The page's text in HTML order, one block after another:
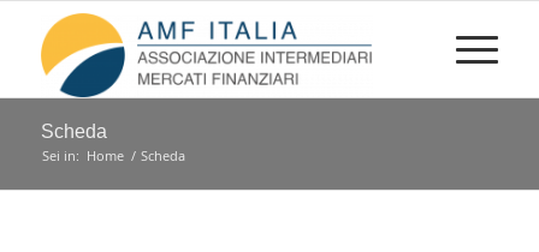
Scheda
Sei in: Home / Scheda